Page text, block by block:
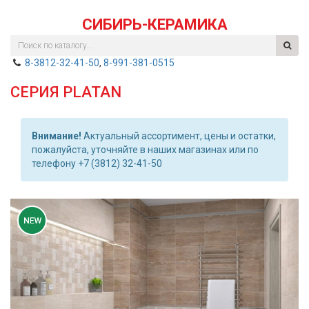
СИБИРЬ-КЕРАМИКА
8-3812-32-41-50, 8-991-381-0515
СЕРИЯ PLATAN
Внимание! Актуальный ассортимент, цены и остатки,
пожалуйста, уточняйте в наших магазинах или по
телефону +7 (3812) 32-41-50